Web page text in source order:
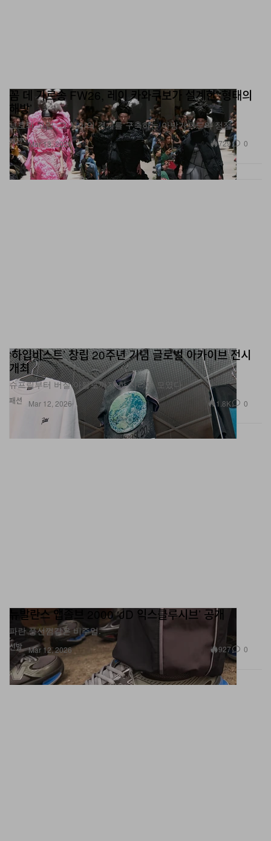
패션
꼼 데 가르송 FW26, 레이 카와쿠보가 설계한 ‘형태의
해방’
보호와 고립, 그 사이의 경계를 구축하는 아방가르드의 정점
Mar 13, 2026 729 0
패션
‘하입비스트’ 창립 20주년 기념 글로벌 아카이브 전시
개최
슈프림부터 버질 아블로까지 한 자리에 모였다.
Mar 12, 2026 1.8K 0
신발
뉴발란스 앱졸브 2000 ‘JD 익스클루시브’ 공개
파란 풍선껌같은 비주얼.
Mar 12, 2026 927 0